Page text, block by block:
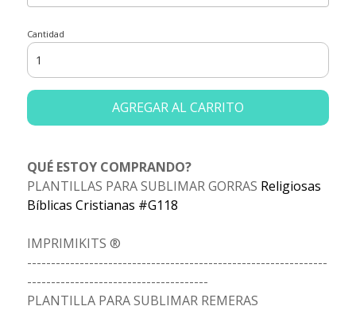
Cantidad
AGREGAR AL CARRITO
QUÉ ESTOY COMPRANDO?
PLANTILLAS PARA SUBLIMAR GORRAS Religiosas
Bíblicas Cristianas #G118
IMPRIMIKITS ®
---------------------------------------------------------------
--------------------------------------
PLANTILLA PARA SUBLIMAR REMERAS